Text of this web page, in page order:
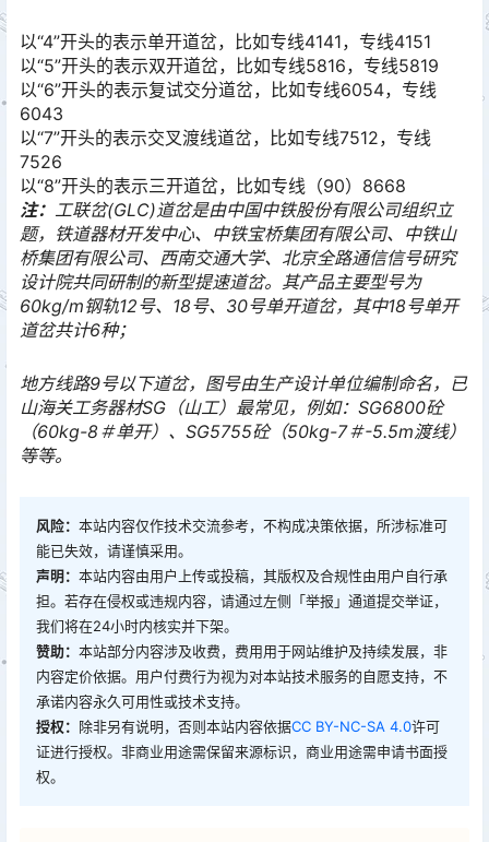
以“4”开头的表示单开道岔，比如专线4141，专线4151
以“5”开头的表示双开道岔，比如专线5816，专线5819
以“6”开头的表示复试交分道岔，比如专线6054，专线
6043
以“7”开头的表示交叉渡线道岔，比如专线7512，专线
7526
以“8”开头的表示三开道岔，比如专线（90）8668
注： 工联岔(GLC)道岔是由中国中铁股份有限公司组织立
题，铁道器材开发中心、中铁宝桥集团有限公司、中铁山
桥集团有限公司、西南交通大学、北京全路通信信号研究
设计院共同研制的新型提速道岔。其产品主要型号为
60kg/m钢轨12号、18号、30号单开道岔，其中18号单开
道岔共计6种；
地方线路9号以下道岔，图号由生产设计单位编制命名，已
山海关工务器材SG（山工）最常见，例如：SG6800砼
（60kg-8＃单开）、SG5755砼（50kg-7＃-5.5m渡线）
等等。
风险： 本站内容仅作技术交流参考，不构成决策依据，所涉标准可
能已失效，请谨慎采用。
声明： 本站内容由用户上传或投稿，其版权及合规性由用户自行承
担。若存在侵权或违规内容，请通过左侧「举报」通道提交举证，
我们将在24小时内核实并下架。
赞助： 本站部分内容涉及收费，费用用于网站维护及持续发展，非
内容定价依据。用户付费行为视为对本站技术服务的自愿支持，不
承诺内容永久可用性或技术支持。
授权： 除非另有说明，否则本站内容依据CC BY-NC-SA 4.0许可
证进行授权。非商业用途需保留来源标识，商业用途需申请书面授
权。